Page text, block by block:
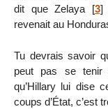
dit que Zelaya [3]
revenait au
Tu devrais savoir
peut pas se tenir
qu’Hillary lui dise
coups d’État, c’est